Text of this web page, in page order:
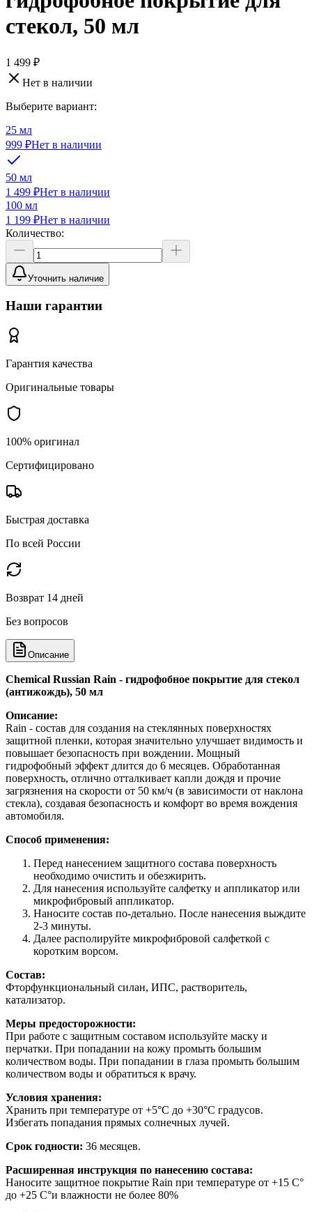
стекол, 50 мл
1 499 ₽
Нет в наличии
Выберите вариант:
25 мл
999 ₽Нет в наличии
50 мл
1 499 ₽Нет в наличии
100 мл
1 199 ₽Нет в наличии
Количество:
Уточнить наличие
Наши гарантии
Гарантия качества
Оригинальные товары
100% оригинал
Сертифицировано
Быстрая доставка
По всей России
Возврат 14 дней
Без вопросов
Описание
Chemical Russian Rain - гидрофобное покрытие для стекол
(антижождь), 50 мл
Описание:
Rain - состав для создания на стеклянных поверхностях
защитной пленки, которая значительно улучшает видимость и
повышает безопасность при вождении. Мощный
гидрофобный эффект длится до 6 месяцев. Обработанная
поверхность, отлично отталкивает капли дождя и прочие
загрязнения на скорости от 50 км/ч (в зависимости от наклона
стекла), создавая безопасность и комфорт во время вождения
автомобиля.
Способ применения:
Перед нанесением защитного состава поверхность
необходимо очистить и обезжирить.
Для нанесения используйте салфетку и аппликатор или
микрофибровый аппликатор.
Наносите состав по-детально. После нанесения выждите
2-3 минуты.
Далее располируйте микрофибровой салфеткой с
коротким ворсом.
Состав:
Фторфункциональный силан, ИПС, растворитель,
катализатор.
Меры предосторожности:
При работе с защитным составом используйте маску и
перчатки. При попадании на кожу промыть большим
количеством воды. При попадании в глаза промыть большим
количеством воды и обратиться к врачу.
Условия хранения:
Хранить при температуре от +5°C до +30°C градусов.
Избегать попадания прямых солнечных лучей.
Срок годности: 36 месяцев.
Расширенная инструкция по нанесению состава:
Наносите защитное покрытие Rain при температуре от +15 C°
до +25 C°и влажности не более 80%